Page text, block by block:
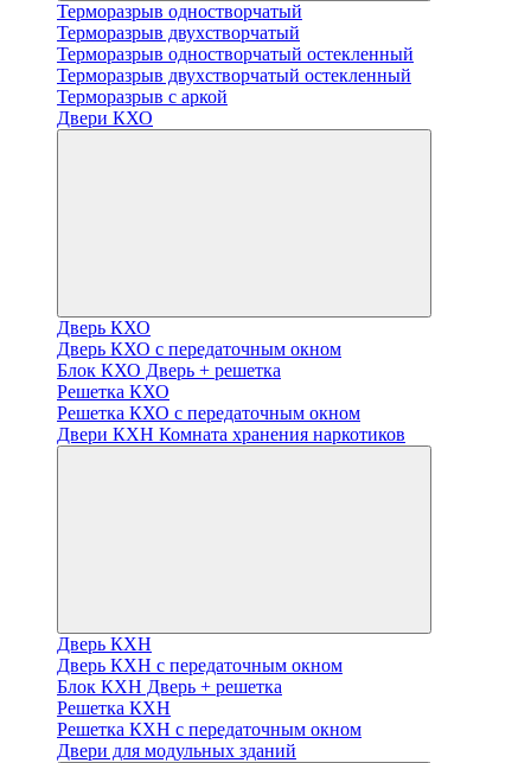
Терморазрыв одностворчатый
Терморазрыв двухстворчатый
Терморазрыв одностворчатый остекленный
Терморазрыв двухстворчатый остекленный
Терморазрыв с аркой
Двери КХО
Дверь КХО
Дверь КХО с передаточным окном
Блок КХО Дверь + решетка
Решетка КХО
Решетка КХО с передаточным окном
Двери КХН Комната хранения наркотиков
Дверь КХН
Дверь КХН с передаточным окном
Блок КХН Дверь + решетка
Решетка КХН
Решетка КХН с передаточным окном
Двери для модульных зданий